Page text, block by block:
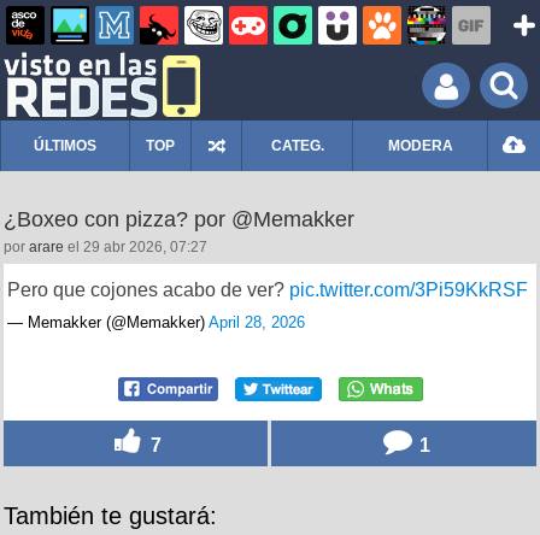
ÚLTIMOS TOP CATEG. MODERA
¿Boxeo con pizza? por @Memakker
por arare el 29 abr 2026, 07:27
Pero que cojones acabo de ver? pic.twitter.com/3Pi59KkRSF
— Memakker (@Memakker) April 28, 2026
7 1
También te gustará: